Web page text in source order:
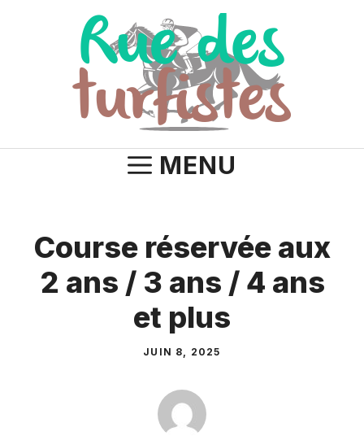
MENU
Course réservée aux
2 ans / 3 ans / 4 ans
et plus
JUIN 8, 2025